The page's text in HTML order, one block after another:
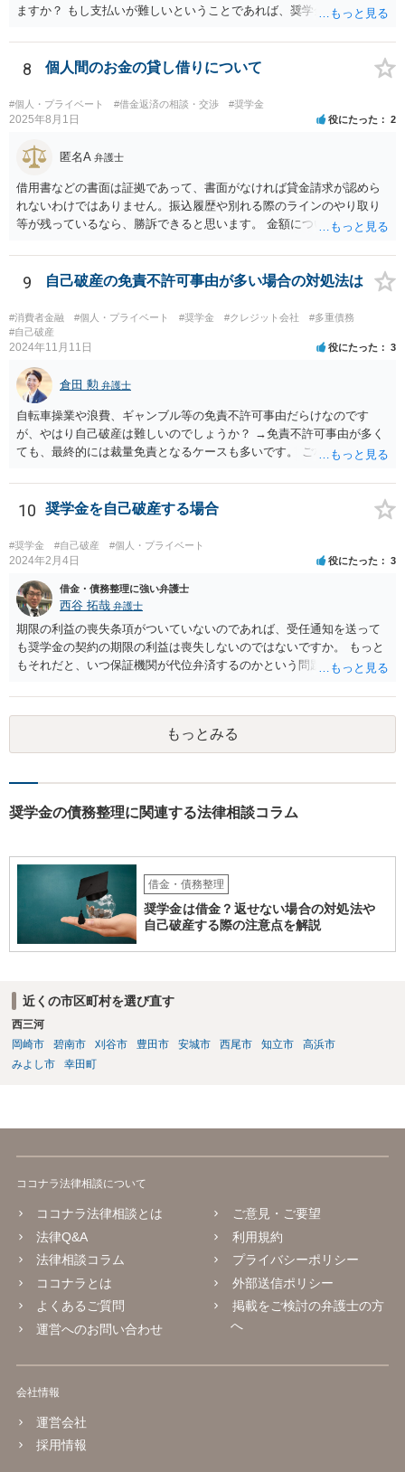
ますか？ もし支払いが難しいということであれば、奨学金について相
あれば、今のうちから弁護士に相談に行き、今後の対応についてアド
バイスを受けた方が、 不安が軽減されるかもしれません。
8 個人間のお金の貸し借りについて
#個人・プライベート #借金返済の相談・交渉 #奨学金
2025年8月1日 役にたった 2
匿名A 弁護士
借用書などの書面は証拠であって、書面がなければ貸金請求が認めら
れないわけではありません。振込履歴や別れる際のラインのやり取り
等が残っているなら、勝訴できると思います。 金額については、相手
る）」と反論されてラインのやり取りを証拠で提出されると、300万円
の請求が認められない可能性はあると思います。
9 自己破産の免責不許可事由が多い場合の対処法は
#消費者金融 #個人・プライベート #奨学金 #クレジット会社
#多重債務
#自己破産
2024年11月11日 役にたった 3
倉田 勲 弁護士
自転車操業や浪費、ギャンブル等の免責不許可事由だらけなのです
が、やはり自己破産は難しいのでしょうか？ →免責不許可事由が多く
ても、最終的には裁量免責となるケースも多いです。 ご相談内容を拝
で、お近くの法律事務所などでご相談ください。
10 奨学金を自己破産する場合
#奨学金 #自己破産 #個人・プライベート
2024年2月4日 役にたった 3
借金・債務整理に強い弁護士
西谷 拓哉 弁護士
期限の利益の喪失条項がついていないのであれば、受任通知を送って
も奨学金の契約の期限の利益は喪失しないのではないですか。 もっと
もそれだと、いつ保証機関が代位弁済するのかという問題が生じます
ちど、一般論として日本学生支援機構に質問されては如何でしょう
か。
もっとみる
奨学金の債務整理に関連する法律相談コラム
借金・債務整理
奨学金は借金？返せない場合の対処法や
自己破産する際の注意点を解説
近くの市区町村を選び直す
西三河
岡崎市
碧南市 刈谷市 豊田市 安城市 西尾市 知立市
高浜市
みよし市
幸田町
ココナラ法律相談について
ココナラ法律相談とは
法律Q&A
法律相談コラム
ココナラとは
よくあるご質問
運営へのお問い合わせ
ご意見・ご要望
利用規約
プライバシーポリシー
外部送信ポリシー
掲載をご検討の弁護士の方
へ
会社情報
運営会社
採用情報